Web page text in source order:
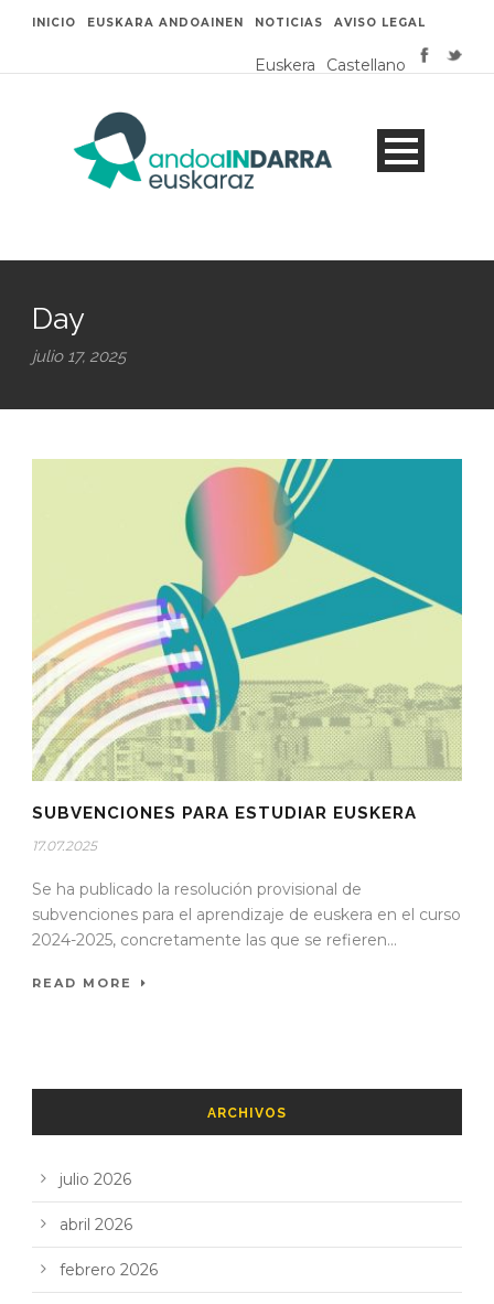
INICIO EUSKARA ANDOAINEN NOTICIAS AVISO LEGAL
Euskera Castellano
Day
julio 17, 2025
SUBVENCIONES PARA ESTUDIAR EUSKERA
17.07.2025
Se ha publicado la resolución provisional de
subvenciones para el aprendizaje de euskera en el curso
2024-2025, concretamente las que se refieren...
READ MORE
ARCHIVOS
julio 2026
abril 2026
febrero 2026